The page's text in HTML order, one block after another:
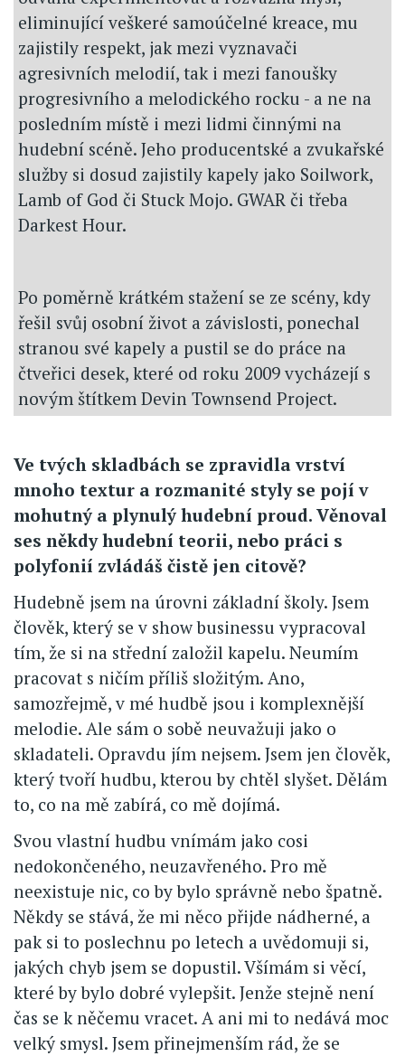
eliminující veškeré samoúčelné kreace, mu
zajistily respekt, jak mezi vyznavači
agresivních melodií, tak i mezi fanoušky
progresivního a melodického rocku - a ne na
posledním místě i mezi lidmi činnými na
hudební scéně. Jeho producentské a zvukařské
služby si dosud zajistily kapely jako Soilwork,
Lamb of God či Stuck Mojo. GWAR či třeba
Darkest Hour.
Po poměrně krátkém stažení se ze scény, kdy
řešil svůj osobní život a závislosti, ponechal
stranou své kapely a pustil se do práce na
čtveřici desek, které od roku 2009 vycházejí s
novým štítkem Devin Townsend Project.
Ve tvých skladbách se zpravidla vrství
mnoho textur a rozmanité styly se pojí v
mohutný a plynulý hudební proud. Věnoval
ses někdy hudební teorii, nebo práci s
polyfonií zvládáš čistě jen citově?
Hudebně jsem na úrovni základní školy. Jsem
člověk, který se v show businessu vypracoval
tím, že si na střední založil kapelu. Neumím
pracovat s ničím příliš složitým. Ano,
samozřejmě, v mé hudbě jsou i komplexnější
melodie. Ale sám o sobě neuvažuji jako o
skladateli. Opravdu jím nejsem. Jsem jen člověk,
který tvoří hudbu, kterou by chtěl slyšet. Dělám
to, co na mě zabírá, co mě dojímá.
Svou vlastní hudbu vnímám jako cosi
nedokončeného, neuzavřeného. Pro mě
neexistuje nic, co by bylo správně nebo špatně.
Někdy se stává, že mi něco přijde nádherné, a
pak si to poslechnu po letech a uvědomuji si,
jakých chyb jsem se dopustil. Všímám si věcí,
které by bylo dobré vylepšit. Jenže stejně není
čas se k něčemu vracet. A ani mi to nedává moc
velký smysl. Jsem přinejmenším rád, že se